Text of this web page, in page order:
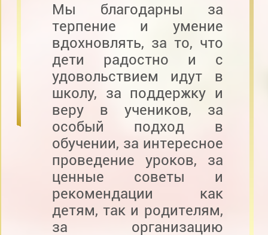
Мы благодарны за
терпение и умение
вдохновлять, за то, что
дети радостно и с
удовольствием идут в
школу, за поддержку и
веру в учеников, за
особый подход в
обучении, за интересное
проведение уроков, за
ценные советы и
рекомендации как
детям, так и родителям,
за организацию